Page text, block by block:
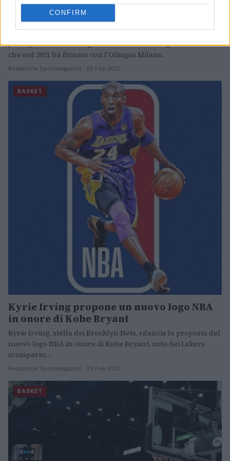
CONFIRM
Chi è Jeremy Evans, dalla NBA all’Olimpia
Milano
Jeremy Evans è un'ala grande con notevoli capacità atletiche
che nel 2021 ha firmato con l'Olimpia Milano.
Redazione Sportmagazine · 25 Feb 2021
BASKET
Kyrie Irving propone un nuovo logo NBA
in onore di Kobe Bryant
Kyrie Irving, stella dei Brooklyn Nets, rilancia la proposta del
nuovo logo NBA in onore di Kobe Bryant, mito dei Lakers
scomparso…
Redazione Sportmagazine · 25 Feb 2021
BASKET